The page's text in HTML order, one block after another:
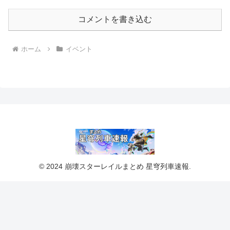
コメントを書き込む
ホーム イベント
© 2024 崩壊スターレイルまとめ 星穹列車速報.